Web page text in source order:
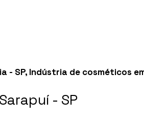
- SP, Indústria de cosméticos
- SP